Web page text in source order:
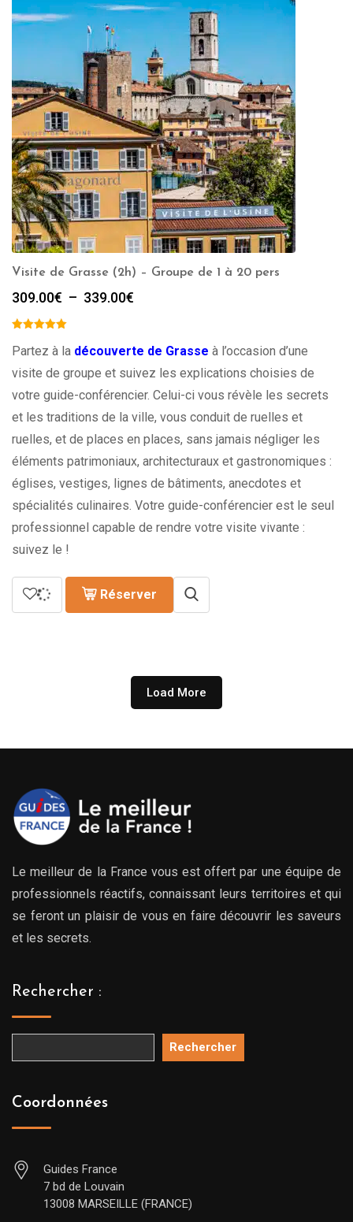
Visite de Grasse (2h) – Groupe de 1 à 20 pers
309.00€ – 339.00€
309.00€
à
339.00€
Partez à la découverte de Grasse à l’occasion d’une
visite de groupe et suivez les explications choisies de
votre guide-conférencier. Celui-ci vous révèle les secrets
et les traditions de la ville, vous conduit de ruelles et
ruelles, et de places en places, sans jamais négliger les
éléments patrimoniaux, architecturaux et gastronomiques :
églises, vestiges, lignes de bâtiments, anecdotes et
spécialités culinaires. Votre guide-conférencier est le seul
professionnel capable de rendre votre visite vivante :
suivez le !
Réserver
Load More
Le meilleur de la France vous est offert par une équipe de
professionnels réactifs, connaissant leurs territoires et qui
se feront un plaisir de vous en faire découvrir les saveurs
et les secrets.
Rechercher :
Rechercher
Coordonnées
Guides France
7 bd de Louvain
13008 MARSEILLE (FRANCE)